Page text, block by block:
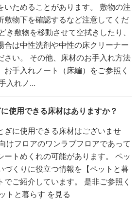
いためることがあります。 敷物の注
敷物下を確認するなど注意してくだ
き敷物を移動させて空拭きしたり、
合は中性洗剤や中性の床クリーナー
さい。 その他、床材のお手入れ方法
お手入れノート（床編）をご参照く
入れノ...
使用できる床材はありますか？
ぎに使用できる床材はございませ
けフロアのワンラブフロアであって
ートめくれの可能があります。 ペッ
づくりに役立つ情報を【ペットと暮
でご紹介しています。 是非ご参照く
トと暮らす を見る